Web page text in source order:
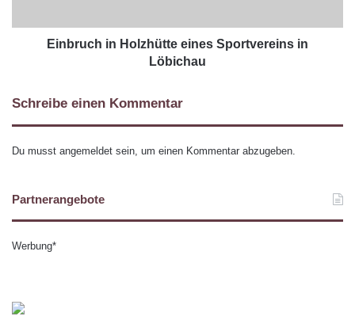
Einbruch in Holzhütte eines Sportvereins in
Löbichau
Schreibe einen Kommentar
Du musst angemeldet sein, um einen Kommentar abzugeben.
Partnerangebote
Werbung*